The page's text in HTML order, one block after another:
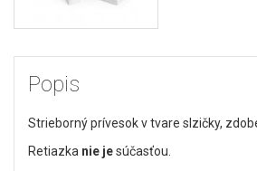
Popis
Strieborný prívesok v tvare slzičky,
Retiazka nie jesúčasťou.